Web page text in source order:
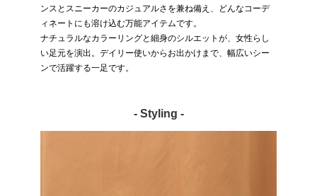
ンスとスニーカーのカジュアルさを兼ね備え、どんなコーデ
ィネートにも溶け込む万能アイテムです。
ナチュラルなカラーリングと細身のシルエットが、女性らし
い足元を演出。デイリー使いからお出かけまで、幅広いシー
ンで活躍する一足です。
- Styling -